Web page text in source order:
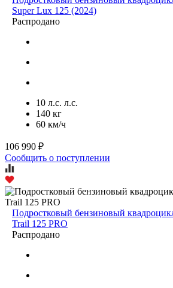
Super Lux 125 (2024)
Распродано
10 л.с. л.с.
140 кг
60 км/ч
106 990 ₽
Сообщить о поступлении
Подростковый бензиновый
Trail 125 PRO
Распродано